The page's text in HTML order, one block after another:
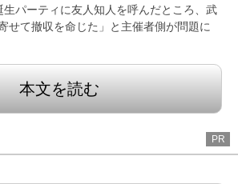
パーティに友人知人を呼んだところ、武
せて撤収を命じた」と主催者側が問題に
本文を読む
PR